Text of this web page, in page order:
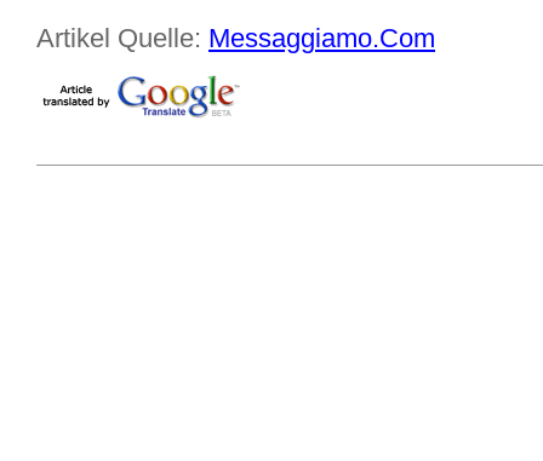
Artikel Quelle: Messaggiamo.Com